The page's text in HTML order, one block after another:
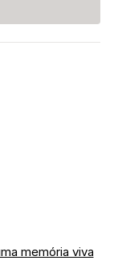
memória viva